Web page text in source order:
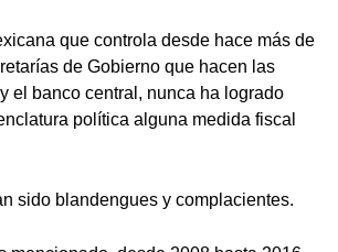
que controla desde hace más de
de Gobierno que hacen las
el banco central, nunca ha logrado
política alguna medida fiscal
sido blandengues y complacientes.